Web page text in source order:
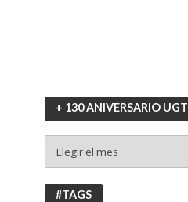
+ 130 ANIVERSARIO UGT
130
ANIVERSARIO
UGT
#TAGS